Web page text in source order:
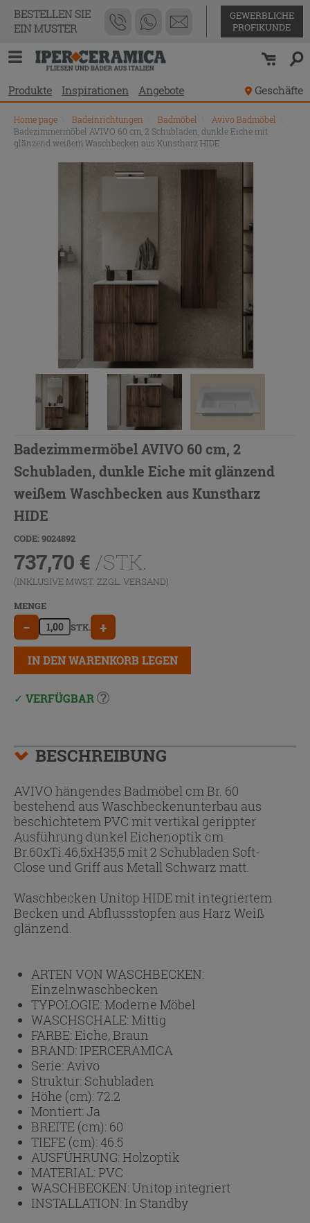
BESTELLEN SIE
EIN MUSTER
GEWERBLICHE
PROFIKUNDE
Produkte Inspirationen Angebote Geschäfte
Home page Badeinrichtungen Badmöbel Avivo Badmöbel
Badezimmermöbel AVIVO 60 cm, 2 Schubladen, dunkle Eiche mit
glänzend weißem Waschbecken aus Kunstharz HIDE
Badezimmermöbel AVIVO 60 cm, 2
Schubladen, dunkle Eiche mit glänzend
weißem Waschbecken aus Kunstharz
HIDE
CODE: 9024892
737,70 € /STK.
(INKLUSIVE MWST. ZZGL. VERSAND)
MENGE
− STK. +
IN DEN WARENKORB LEGEN
VERFÜGBAR
BESCHREIBUNG
AVIVO hängendes Badmöbel cm Br. 60
bestehend aus Waschbeckenunterbau aus
beschichtetem PVC mit vertikal gerippter
Ausführung dunkel Eichenoptik cm
Br.60xTi.46,5xH35,5 mit 2 Schubladen Soft-
Close und Griff aus Metall Schwarz matt.
Waschbecken Unitop HIDE mit integriertem
Becken und Abflussstopfen aus Harz Weiß
glänzend.
ARTEN VON WASCHBECKEN:
Einzelnwaschbecken
TYPOLOGIE:Moderne Möbel
WASCHSCHALE:Mittig
FARBE:Eiche, Braun
BRAND: IPERCERAMICA
Serie: Avivo
Struktur: Schubladen
Höhe (cm):72.2
Montiert:Ja
BREITE (cm): 60
TIEFE (cm):46.5
AUSFÜHRUNG:Holzoptik
MATERIAL:PVC
WASCHBECKEN:Unitop integriert
INSTALLATION: In Standby